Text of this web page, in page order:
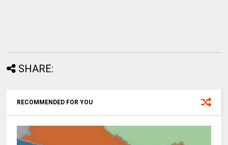
SHARE:
RECOMMENDED FOR YOU